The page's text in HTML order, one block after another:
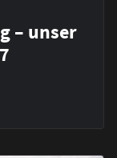
– unser